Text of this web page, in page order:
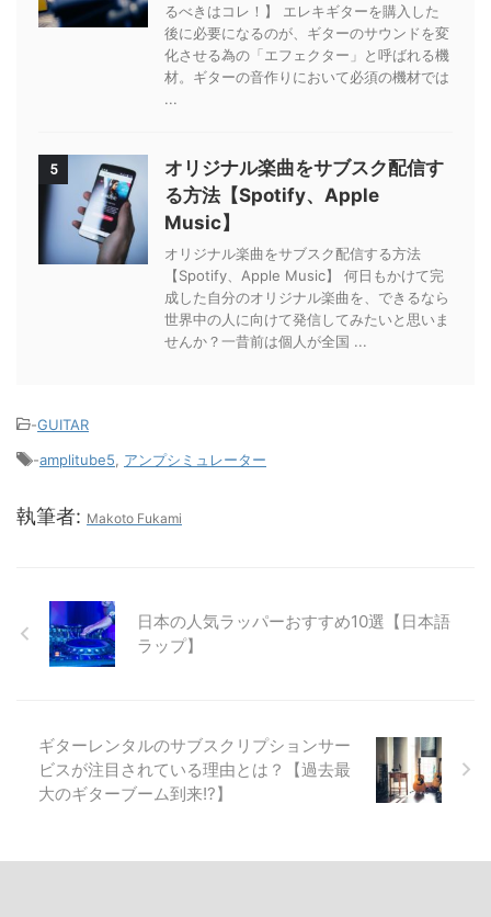
るべきはコレ！】 エレキギターを購入した
後に必要になるのが、ギターのサウンドを変
化させる為の「エフェクター」と呼ばれる機
材。ギターの音作りにおいて必須の機材では
...
5
オリジナル楽曲をサブスク配信す
る方法【Spotify、Apple
Music】
オリジナル楽曲をサブスク配信する方法
【Spotify、Apple Music】 何日もかけて完
成した自分のオリジナル楽曲を、できるなら
世界中の人に向けて発信してみたいと思いま
せんか？一昔前は個人が全国 ...
-GUITAR
-amplitube5 アンプシミュレーター
執筆者: Makoto Fukami
日本の人気ラッパーおすすめ10選【日本語
ラップ】
ギターレンタルのサブスクリプションサー
ビスが注目されている理由とは？【過去最
大のギターブーム到来!?】